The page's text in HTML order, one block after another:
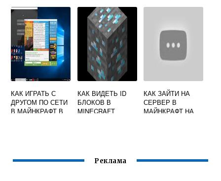
КАК ИГРАТЬ С
ДРУГОМ ПО СЕТИ
В МАЙНКРАФТ В
КАК ВИДЕТЬ ID
БЛОКОВ В
MINECRAFT
КАК ЗАЙТИ НА
СЕРВЕР В
МАЙНКРАФТ НА
Реклама